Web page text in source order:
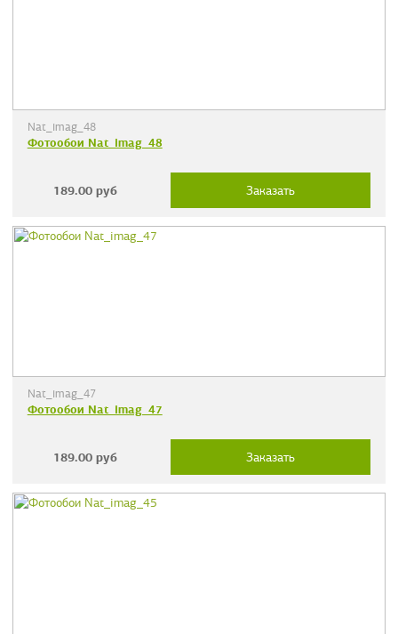
Nat_imag_48
Фотообои Nat_imag_48
189.00 руб Заказать
Nat_imag_47
Фотообои Nat_imag_47
189.00 руб Заказать